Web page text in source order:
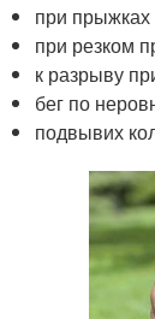
при прыжках
при резком
к разрыву
бег по
подвывих